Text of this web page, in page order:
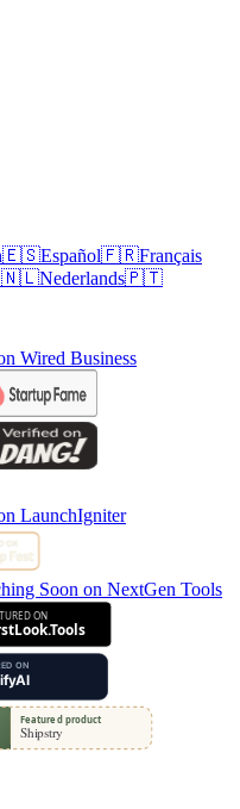
🇪🇸Español🇫🇷Français
🇳🇱Nederlands🇵🇹